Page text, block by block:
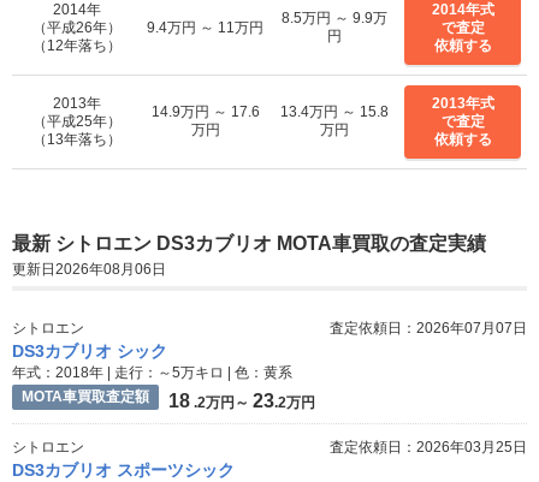
2014年
（平成26年）
（12年落ち）
9.4万円 ～ 11万円
8.5万円 ～ 9.9万
円
2014年式
で査定
依頼する
2013年
（平成25年）
（13年落ち）
14.9万円 ～ 17.6
万円
13.4万円 ～ 15.8
万円
2013年式
で査定
依頼する
最新 シトロエン DS3カブリオ MOTA車買取の査定実績
更新日2026年08月06日
シトロエン 査定依頼日：2026年07月07日
DS3カブリオ シック
年式：2018年 | 走行：～5万キロ | 色：黄系
MOTA車買取査定額
18 .2万円～ 23.2万円
シトロエン 査定依頼日：2026年03月25日
DS3カブリオ スポーツシック